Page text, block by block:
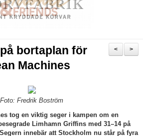
>
<
bortaplan för
Machines
Foto: Fredrik Boström
tog en viktig seger i kampen om en
Limhamn Griffins med 31–14 på
innebär att Stockholm nu står på fyra